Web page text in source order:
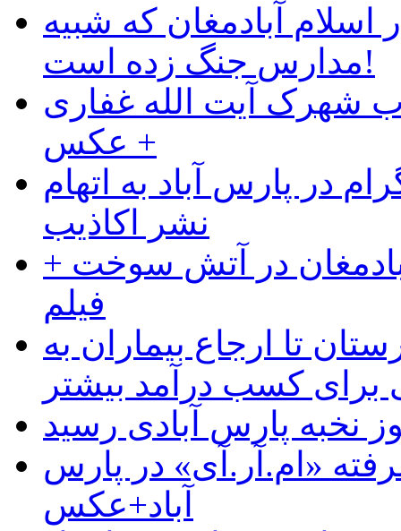
آبادمغان که شبیه
مدارس جنگ زده است!
شهرک آیت الله غفاری
+ عکس
در پارس آباد به اتهام
نشر اکاذیب
در آتش سوخت +
فیلم
تا ارجاع بیماران به
کسب درآمد بیشتر
نخبه پارس آبادی رسید
«ام.آر.آی» در پارس
آباد+عکس